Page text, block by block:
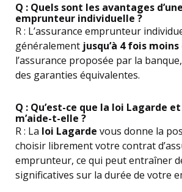
Q : Quels sont les avantages
emprunteur individuelle ?
R : L’assurance emprunteur
généralement jusqu’à 4 fois
l’assurance proposée par la
des garanties équivalentes.
Q : Qu’est-ce que la loi Lagarde
m’aide-t-elle ?
R : La loi Lagarde vous donne la
choisir librement votre contrat
emprunteur, ce qui peut entraîner
significatives sur la durée de votre